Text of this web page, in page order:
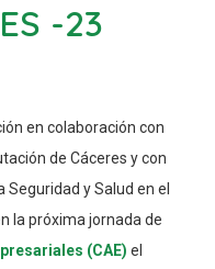
-23
en colaboración con
de Cáceres y con
y Salud en el
la próxima jornada de
(CAE) el